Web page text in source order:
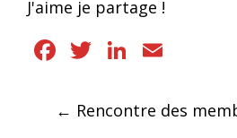
J'aime je partage !
Facebook
TwitterLinkedIn
Navigation
← Rencontre des